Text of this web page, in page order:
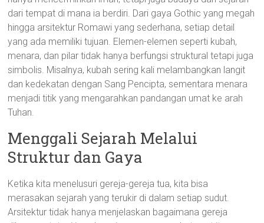
dari tempat di mana ia berdiri. Dari gaya Gothic yang megah
hingga arsitektur Romawi yang sederhana, setiap detail
yang ada memiliki tujuan. Elemen-elemen seperti kubah,
menara, dan pilar tidak hanya berfungsi struktural tetapi juga
simbolis. Misalnya, kubah sering kali melambangkan langit
dan kedekatan dengan Sang Pencipta, sementara menara
menjadi titik yang mengarahkan pandangan umat ke arah
Tuhan.
Menggali Sejarah Melalui
Struktur dan Gaya
Ketika kita menelusuri gereja-gereja tua, kita bisa
merasakan sejarah yang terukir di dalam setiap sudut.
Arsitektur tidak hanya menjelaskan bagaimana gereja